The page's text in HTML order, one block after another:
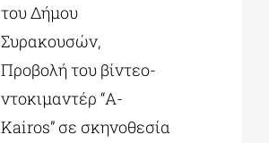
του Δήμου
Συρακουσών,
Προβολή του βίντεο-
ντοκιμαντέρ “A-
Kairos” σε σκηνοθεσία